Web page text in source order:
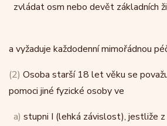
zvládat osm nebo devět základních
a vyžaduje každodenní mimořádnou
(2) Osoba starší 18 let věku se
pomoci jiné fyzické osoby ve
a) stupni I (lehká závislost), jestliže